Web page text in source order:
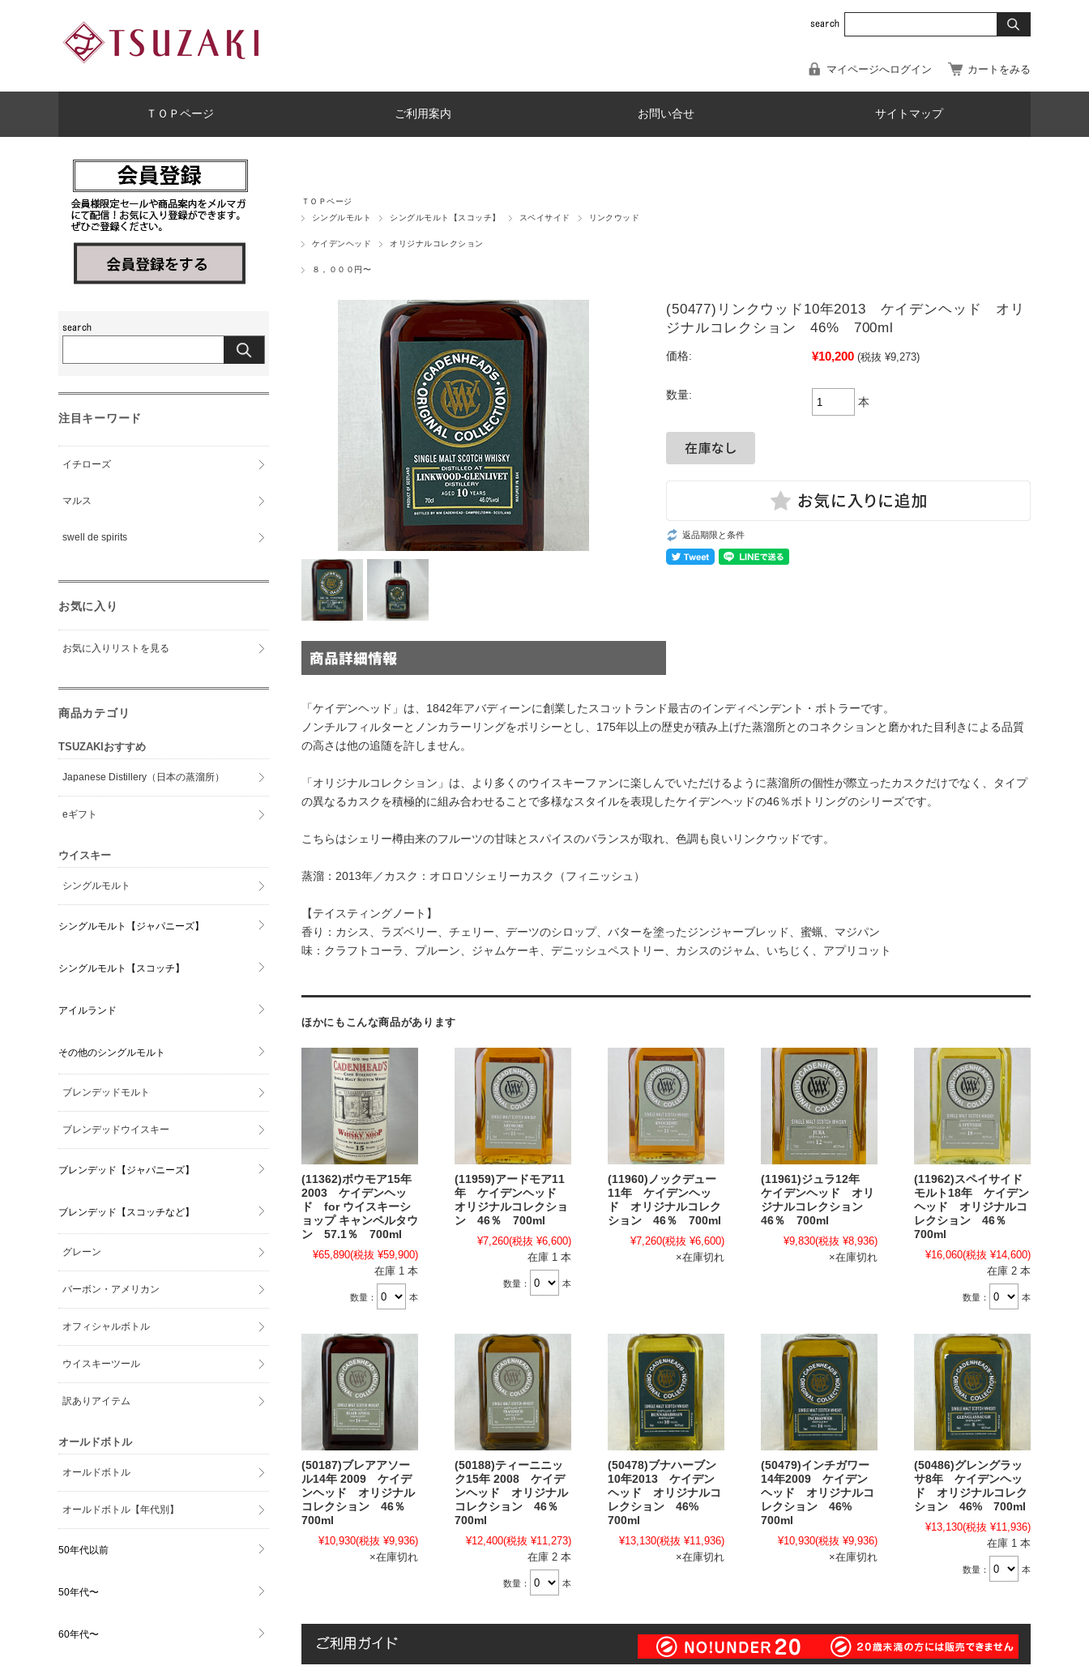
マイページへログイン カートをみる
ＴＯＰページ ご利用案内 お問い合せ サイトマップ
ＴＯＰページ
シングルモルト
シングルモルト【スコッチ】 スペイサイド リンクウッド
ケイデンヘッド オリジナルコレクション
８，０００円〜
(50477)リンクウッド10年2013 ケイデンヘッド オリ
ジナルコレクション 46% 700ml
価格: ¥10,200 (税抜 ¥9,273)
数量:
本
返品期限と条件
「ケイデンヘッド」は、1842年アバディーンに創業したスコットランド最古のインディペンデント・ボトラーです。
ノンチルフィルターとノンカラーリングをポリシーとし、175年以上の歴史が積み上げた蒸溜所とのコネクションと磨かれた目利きによる品質
の高さは他の追随を許しません。
「オリジナルコレクション」は、より多くのウイスキーファンに楽しんでいただけるように蒸溜所の個性が際立ったカスクだけでなく、タイプ
の異なるカスクを積極的に組み合わせることで多様なスタイルを表現したケイデンヘッドの46％ボトリングのシリーズです。
こちらはシェリー樽由来のフルーツの甘味とスパイスのバランスが取れ、色調も良いリンクウッドです。
蒸溜：2013年／カスク：オロロソシェリーカスク（フィニッシュ）
【テイスティングノート】
香り：カシス、ラズベリー、チェリー、デーツのシロップ、バターを塗ったジンジャーブレッド、蜜蝋、マジパン
味：クラフトコーラ、プルーン、ジャムケーキ、デニッシュペストリー、カシスのジャム、いちじく、アプリコット
ほかにもこんな商品があります
(11362)ボウモア15年
2003 ケイデンヘッ
ド for ウイスキーシ
ョップ キャンベルタウ
ン 57.1％ 700ml
¥65,890(税抜 ¥59,900)
在庫 1 本
数量： 本
(11959)アードモア11
年 ケイデンヘッド
オリジナルコレクショ
ン 46％ 700ml
¥7,260(税抜 ¥6,600)
在庫 1 本
数量： 本
(11960)ノックデュー
11年 ケイデンヘッ
ド オリジナルコレク
ション 46％ 700ml
¥7,260(税抜 ¥6,600)
×在庫切れ
(11961)ジュラ12年
ケイデンヘッド オリ
ジナルコレクション
46％ 700ml
¥9,830(税抜 ¥8,936)
×在庫切れ
(11962)スペイサイド
モルト18年 ケイデン
ヘッド オリジナルコ
レクション 46％
700ml
¥16,060(税抜 ¥14,600)
在庫 2 本
数量： 本
(50187)ブレアアソー
ル14年 2009 ケイデ
ンヘッド オリジナル
コレクション 46％
700ml
¥10,930(税抜 ¥9,936)
×在庫切れ
(50188)ティーニニッ
ク15年 2008 ケイデ
ンヘッド オリジナル
コレクション 46％
700ml
¥12,400(税抜 ¥11,273)
在庫 2 本
数量： 本
(50478)ブナハーブン
10年2013 ケイデン
ヘッド オリジナルコ
レクション 46%
700ml
¥13,130(税抜 ¥11,936)
×在庫切れ
(50479)インチガワー
14年2009 ケイデン
ヘッド オリジナルコ
レクション 46%
700ml
¥10,930(税抜 ¥9,936)
×在庫切れ
(50486)グレングラッ
サ8年 ケイデンヘッ
ド オリジナルコレク
ション 46% 700ml
¥13,130(税抜 ¥11,936)
在庫 1 本
数量： 本
注目キーワード
イチローズ
マルス
swell de spirits
お気に入り
お気に入りリストを見る
商品カテゴリ
TSUZAKIおすすめ
Japanese Distillery（日本の蒸溜所）
eギフト
ウイスキー
シングルモルト
シングルモルト【ジャパニーズ】
シングルモルト【スコッチ】
アイルランド
その他のシングルモルト
ブレンデッドモルト
ブレンデッドウイスキー
ブレンデッド【ジャパニーズ】
ブレンデッド【スコッチなど】
グレーン
バーボン・アメリカン
オフィシャルボトル
ウイスキーツール
訳ありアイテム
オールドボトル
オールドボトル
オールドボトル【年代別】
50年代以前
50年代〜
60年代〜